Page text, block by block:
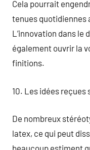
Cela pourrait
tenues quotidiennes
L’innovation dans le
également ouvrir la
finitions.
10. Les idées
De nombreux
latex, ce qui peut
beaucoup estiment